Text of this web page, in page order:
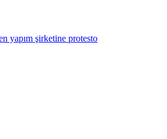
yapım şirketine protesto